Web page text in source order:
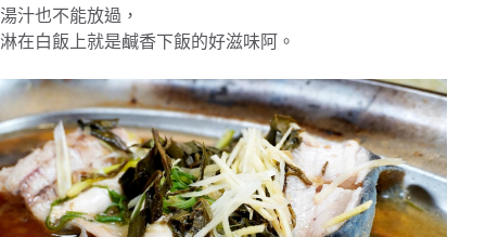
湯汁也不能放過，
淋在白飯上就是鹹香下飯的好滋味阿。